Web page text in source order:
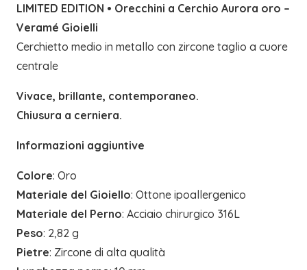
LIMITED EDITION • Orecchini a Cerchio Aurora oro –
Veramé Gioielli
Cerchietto medio in metallo con zircone taglio a cuore
centrale
Vivace, brillante, contemporaneo.
Chiusura a cerniera.
Informazioni aggiuntive
Colore: Oro
Materiale del Gioiello: Ottone ipoallergenico
Materiale del Perno: Acciaio chirurgico 316L
Peso: 2,82 g
Pietre: Zircone di alta qualità